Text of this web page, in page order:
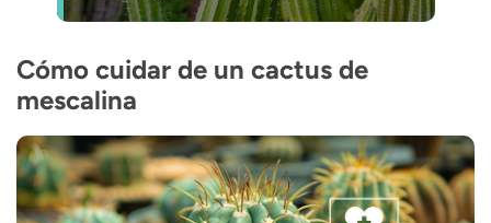
Cómo cuidar de un cactus de
mescalina